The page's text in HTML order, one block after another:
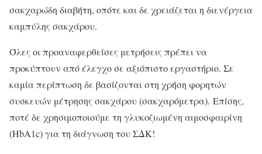
σακχαρώδη διαβήτη, οπότε και δε χρειάζεται η διενέργεια
καμπύλης σακχάρου.
Όλες οι προαναφερθείσες μετρήσεις πρέπει να
προκύπτουν από έλεγχο σε αξιόπιστο εργαστήριο. Σε
καμία περίπτωση δε βασίζονται στη χρήση φορητών
συσκευών μέτρησης σακχάρου (σακχαρόμετρα). Επίσης,
ποτέ δε χρησιμοποιούμε τη γλυκοζιωμένη αιμοσφαιρίνη
(HbA1c) για τη διάγνωση του ΣΔΚ!